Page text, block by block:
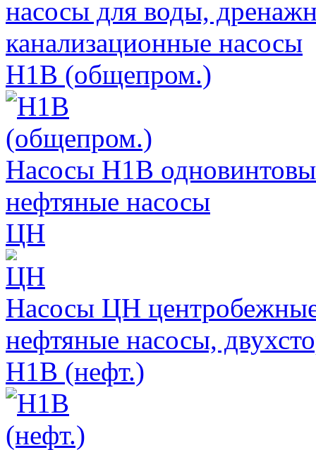
насосы для воды,
канализационные насосы
Н1В (общепром.)
Насосы Н1В
нефтяные насосы
ЦН
Насосы ЦН
нефтяные насосы,
Н1В (нефт.)